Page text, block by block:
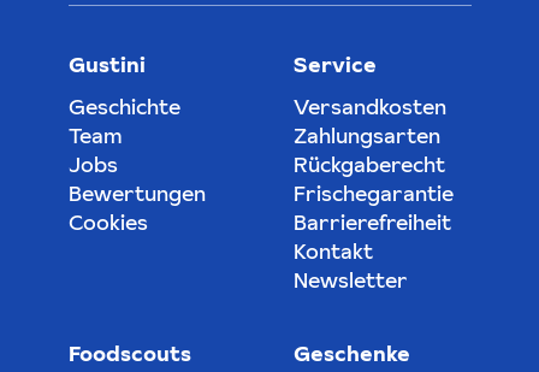
Gustini
Geschichte
Team
Jobs
Bewertungen
Cookies
Service
Versandkosten
Zahlungsarten
Rückgaberecht
Frischegarantie
Barrierefreiheit
Kontakt
Newsletter
Foodscouts Geschenke